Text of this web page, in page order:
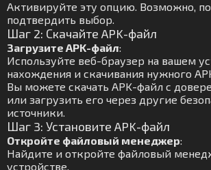
Активируйте эту опцию. Возможно,
подтвердить выбор.
Шаг 2: Скачайте APK-файл
Загрузите APK-файл:
Используйте веб-браузер на вашем
нахождения и скачивания нужного
Вы можете скачать APK-файл с
или загрузить его через другие
источники.
Шаг 3: Установите APK-файл
Откройте файловый менеджер:
Найдите и откройте файловый
устройстве.